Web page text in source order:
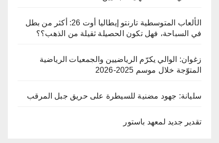
الألعاب المتوسطية تارنتو إيطاليا أوت 26: أكثر من بطل
في السباحة، فهل تكون الحصيلة ثقيلة من الذهب؟؟
زغوان: الوالي يكرّم الرياضيين والجمعيات الرياضية
المتوّجة خلال موسم 2025-2026
سليانة: جهود مضنية للسيطرة على حريق جبل المرقب
تقدير جديد لمعهد باستور